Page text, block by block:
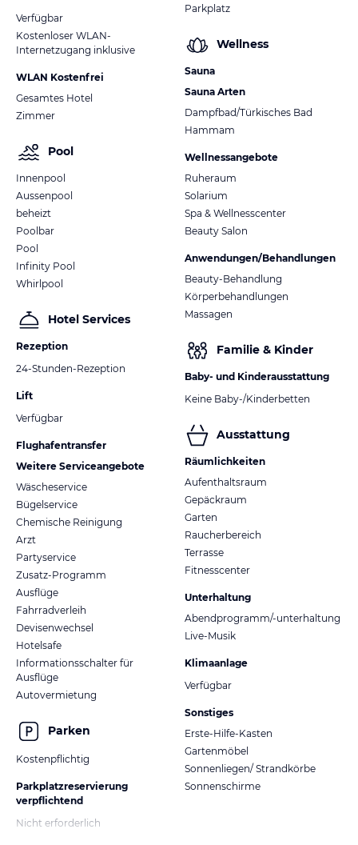
Verfügbar
Kostenloser WLAN-
Internetzugang inklusive
WLAN Kostenfrei
Gesamtes Hotel
Zimmer
Pool
Innenpool
Aussenpool
beheizt
Poolbar
Pool
Infinity Pool
Whirlpool
Hotel Services
Rezeption
24-Stunden-Rezeption
Lift
Verfügbar
Flughafentransfer
Weitere Serviceangebote
Wäscheservice
Bügelservice
Chemische Reinigung
Arzt
Partyservice
Zusatz-Programm
Ausflüge
Fahrradverleih
Devisenwechsel
Hotelsafe
Informationsschalter für
Ausflüge
Autovermietung
Parken
Kostenpflichtig
Parkplatzreservierung
verpflichtend
Nicht erforderlich
Parkplatz
Wellness
Sauna
Sauna Arten
Dampfbad/Türkisches Bad
Hammam
Wellnessangebote
Ruheraum
Solarium
Spa & Wellnesscenter
Beauty Salon
Anwendungen/Behandlungen
Beauty-Behandlung
Körperbehandlungen
Massagen
Familie & Kinder
Baby- und Kinderausstattung
Keine Baby-/Kinderbetten
Ausstattung
Räumlichkeiten
Aufenthaltsraum
Gepäckraum
Garten
Raucherbereich
Terrasse
Fitnesscenter
Unterhaltung
Abendprogramm/-unterhaltung
Live-Musik
Klimaanlage
Verfügbar
Sonstiges
Erste-Hilfe-Kasten
Gartenmöbel
Sonnenliegen/ Strandkörbe
Sonnenschirme